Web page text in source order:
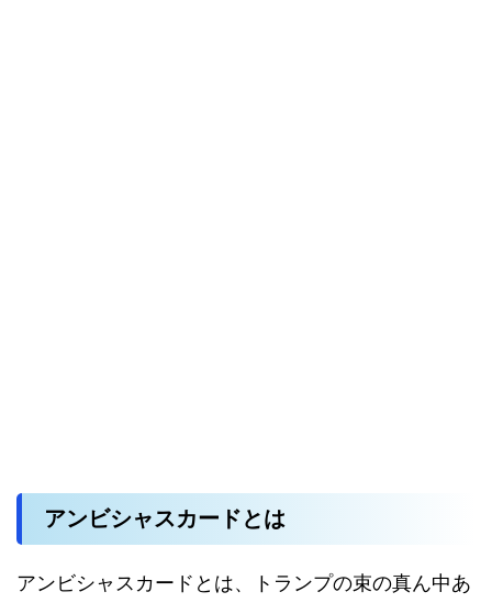
アンビシャスカードとは
アンビシャスカードとは、トランプの束の真ん中あ